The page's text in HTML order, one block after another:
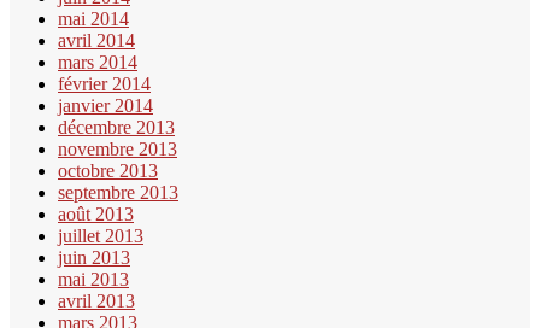
mai 2014
avril 2014
mars 2014
février 2014
janvier 2014
décembre 2013
novembre 2013
octobre 2013
septembre 2013
août 2013
juillet 2013
juin 2013
mai 2013
avril 2013
mars 2013